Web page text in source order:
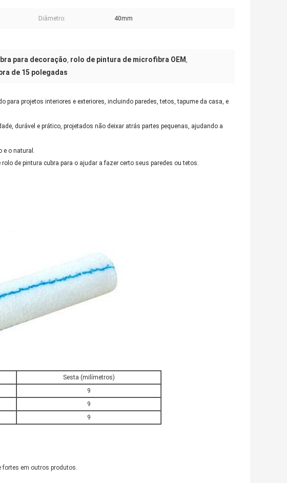
Diâmetro: 40mm
para decoração, rolo de pintura de microfibra OEM ,
de 15 polegadas
para projetos interiores e exteriores, incluindo paredes, tetos, tapume da casa, e
durável e prático, projetados não deixar atrás partes pequenas, ajudando a
e o natural.
de pintura cubra para o ajudar a fazer certo seus paredes ou tetos.
Sesta (milímetros)
9
9
9
em outros produtos.